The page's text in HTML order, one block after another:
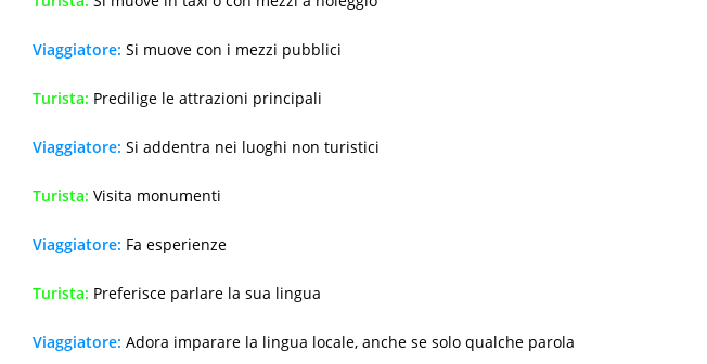
Viaggiatore: Si muove con i mezzi pubblici
Turista: Predilige le attrazioni principali
Viaggiatore: Si addentra nei luoghi non turistici
Turista: Visita monumenti
Viaggiatore: Fa esperienze
Turista: Preferisce parlare la sua lingua
Viaggiatore: Adora imparare la lingua locale, anche se solo qualche parola